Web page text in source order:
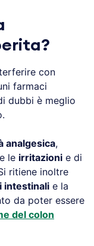
con
farmaci
dubbi è meglio
analgesica,
le irritazioni e di
ritiene inoltre
intestinali e la
da poter essere
del colon